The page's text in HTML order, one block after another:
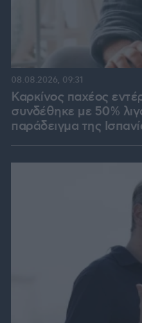
Καρκίνος παχέος
συνδέθηκε με 50%
παράδειγμα της
08.08.2026, 09:31